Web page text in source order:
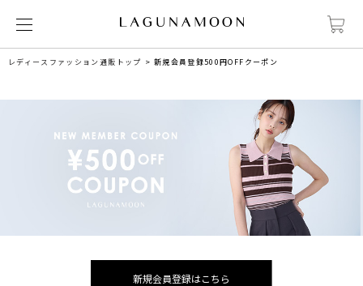
レディースファッション通販トップ 新規会員登録500円OFFクーポン
新規会員登録はこちら